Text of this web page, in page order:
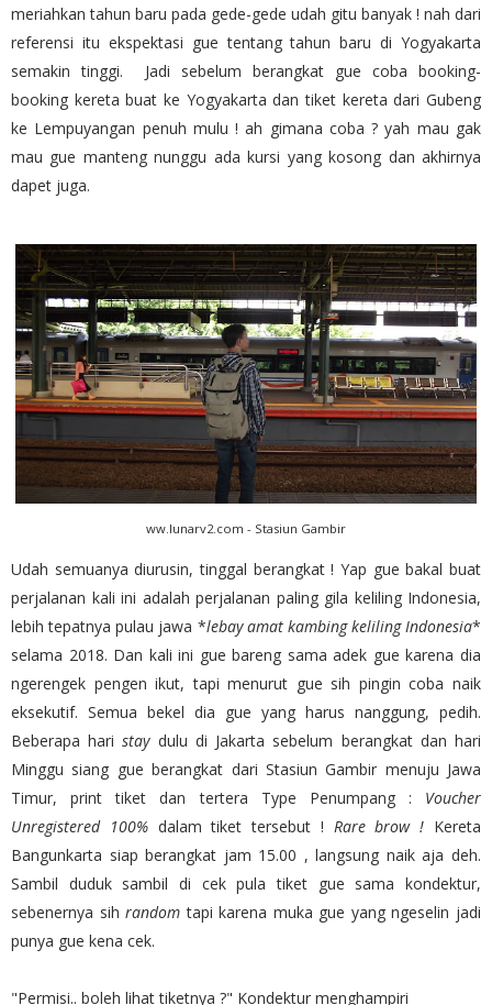
meriahkan tahun baru pada gede-gede udah gitu banyak ! nah dari
referensi itu ekspektasi gue tentang tahun baru di Yogyakarta
semakin tinggi. Jadi sebelum berangkat gue coba booking-
booking kereta buat ke Yogyakarta dan tiket kereta dari Gubeng
ke Lempuyangan penuh mulu ! ah gimana coba ? yah mau gak
mau gue manteng nunggu ada kursi yang kosong dan akhirnya
dapet juga.
ww.lunarv2.com - Stasiun Gambir
Udah semuanya diurusin, tinggal berangkat ! Yap gue bakal buat
perjalanan kali ini adalah perjalanan paling gila keliling Indonesia,
lebih tepatnya pulau jawa *lebay amat kambing keliling Indonesia*
selama 2018. Dan kali ini gue bareng sama adek gue karena dia
ngerengek pengen ikut, tapi menurut gue sih pingin coba naik
eksekutif. Semua bekel dia gue yang harus nanggung, pedih.
Beberapa haristay dulu di Jakarta sebelum berangkat dan hari
Minggu siang gue berangkat dari Stasiun Gambir menuju Jawa
Timur, print tiket dan tertera Type Penumpang : Voucher
Unregistered 100%dalam tiket tersebut ! Rare brow ! Kereta
Bangunkarta siap berangkat jam 15.00 , langsung naik aja deh.
Sambil duduk sambil di cek pula tiket gue sama kondektur,
sebenernya sihrandom tapi karena muka gue yang ngeselin jadi
punya gue kena cek.
"Permisi.. boleh lihat tiketnya ?" Kondektur menghampiri